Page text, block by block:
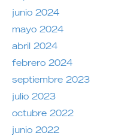
junio 2024
mayo 2024
abril 2024
febrero 2024
septiembre 2023
julio 2023
octubre 2022
junio 2022